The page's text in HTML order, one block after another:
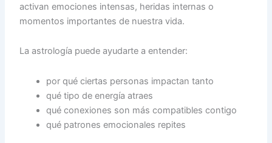
activan emociones intensas, heridas internas o
momentos importantes de nuestra vida.
La astrología puede ayudarte a entender:
por qué ciertas personas impactan tanto
qué tipo de energía atraes
qué conexiones son más compatibles contigo
qué patrones emocionales repites